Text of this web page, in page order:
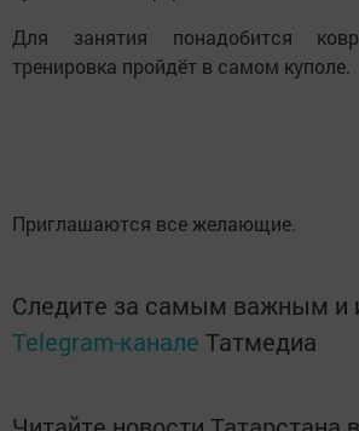
Для занятия понадобится
тренировка пройдёт в самом куполе.
Приглашаются все желающие.
Следите за самым важным и
Telegram-канале Татмедиа